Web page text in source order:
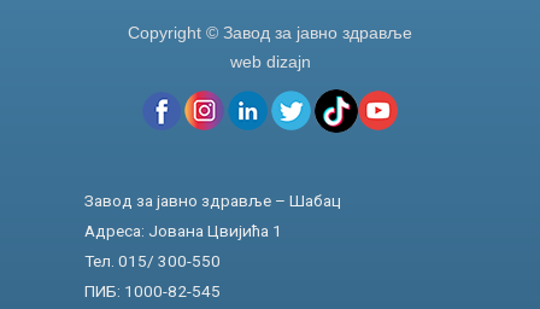
Copyright © Завод за јавно здравље
web dizajn
Завод за јавно здравље – Шабац
Адреса: Јована Цвијића 1
Тел. 015/ 300-550
ПИБ: 1000-82-545